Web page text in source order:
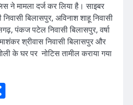
ने मामला दर्ज कर लिया है। साइबर
बिलासपुर, अविनाश शाहू निवासी
पंकज पटेल निवासी बिलासपुर, वर्षा
श्रीवास निवासी बिलासपुर और
के घर पर नोटिस तामील कराया गया